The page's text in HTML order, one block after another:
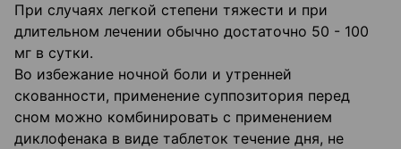
При случаях легкой степени тяжести и при
длительном лечении обычно достаточно 50 - 100
мг в сутки.
Во избежание ночной боли и утренней
скованности, применение суппозитория перед
сном можно комбинировать с применением
диклофенака в виде таблеток течение дня, не